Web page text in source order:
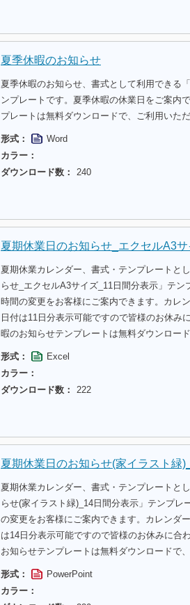
夏季休暇のお知らせ
夏季休暇のお知らせ、書式として利用できる
ンプレートです。夏季休暇の休業日をご案内
プレートは無料ダウンロードで、ご利用いただ
形式：
Word
カラー：
ダウンロード数：
240
夏期休業日のお知らせ_エクセルA3
夏期休業カレンダー、書式・テンプレートと
らせ_エクセルA3サイズ_11日間分表示」テ
時間の変更をお客様にご案内できます。カレ
日付は11日分表示可能ですので皆様のお休み
暇のお知らせテンプレートは無料ダウンロー
形式：
Excel
カラー：
ダウンロード数：
222
夏期休業日のお知らせ(家イラスト緑
夏期休業カレンダー、書式・テンプレートと
らせ(家イラスト緑)_14日間分表示」テンプレ
の変更をお客様にご案内できます。カレンダ
は14日分表示可能ですので皆様のお休みに合
お知らせテンプレートは無料ダウンロードで
形式：
PowerPoint
カラー：